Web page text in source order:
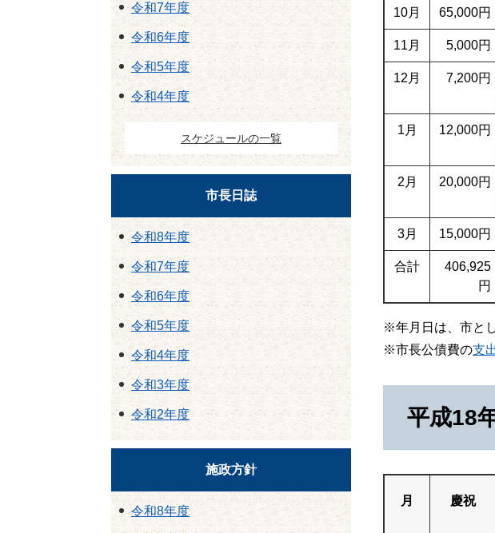
10月 65,000円
11月 5,000円
12月 7,200円
1月 12,000円
2月 20,000円
3月 15,000円
合計
406,925
円
※年月日は、市と
※市長公債費の支
平成18
月 慶祝
令和7年度
令和6年度
令和5年度
令和4年度
スケジュールの一覧
市長日誌
令和8年度
令和7年度
令和6年度
令和5年度
令和4年度
令和3年度
令和2年度
施政方針
令和8年度